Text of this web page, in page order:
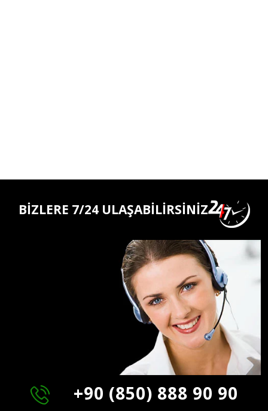
BİZLERE 7/24 ULAŞABİLİRSİNİZ
+90 (850) 888 90 90